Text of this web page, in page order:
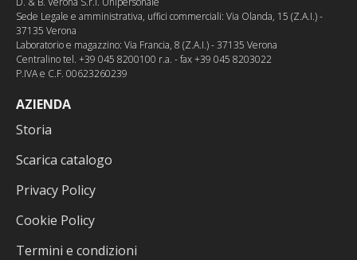
Sede Legale e amministrativa, uffici commerciali: Via Olanda, 15 (Z.A.I.) -
37135 Verona
Laboratorio e magazzino: Via Francia, 8 (Z.A.I.) - 37135 Verona
Centralino tel. +39 045 8200100 r.a. - fax +39 045 8203022
P.IVA e C.F. 00623260239
AZIENDA
Storia
Scarica catalogo
Privacy Policy
Cookie Policy
Termini e condizioni